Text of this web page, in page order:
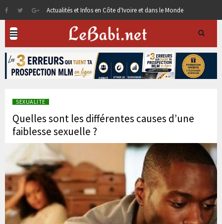
Actualités et Infos en Côte d'Ivoire et dans le Monde
SEXUALITE
Quelles sont les différentes causes d’une
faiblesse sexuelle ?